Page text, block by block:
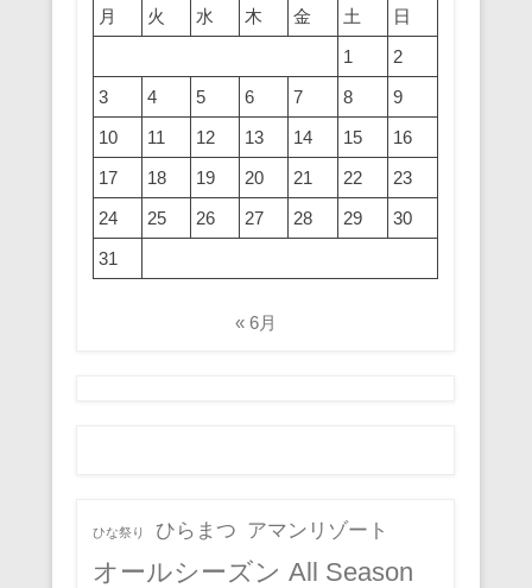
月
火 水 木 金 土
日
1
2
3
4 5 6 7 8
9
10
11 12 13 14 15
16
17
18 19 20 21 22
23
24
25 26 27 28 29
30
31
« 6月
ひな祭り ひらまつ アマンリゾート
オールシーズン All Season